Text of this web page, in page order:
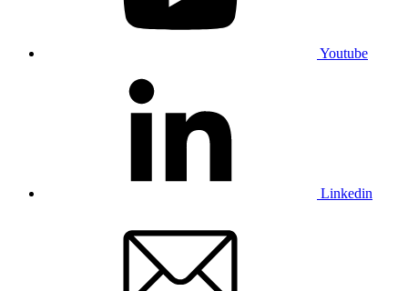
Youtube
Linkedin